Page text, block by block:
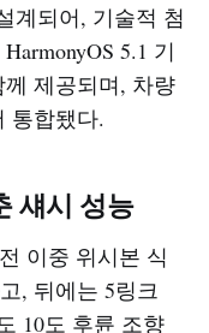
계되어, 기술적 첨
5.1 기
제공되며, 차량
통합됐다.
섀시 성능
이중 위시본 식
, 뒤에는 5링크
10도 후륜 조향